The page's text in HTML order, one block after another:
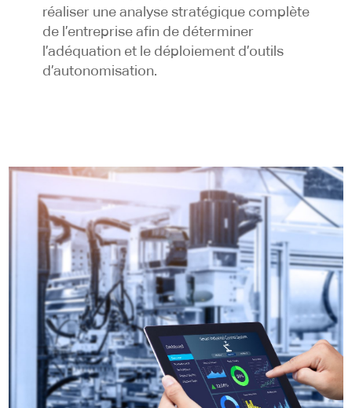
réaliser une analyse stratégique complète
de l’entreprise afin de déterminer
l’adéquation et le déploiement d’outils
d’autonomisation.